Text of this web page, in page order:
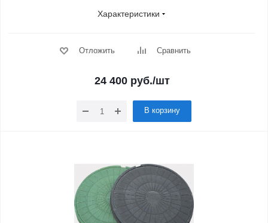
Характеристики
Отложить Сравнить
24 400руб./шт
В корзину